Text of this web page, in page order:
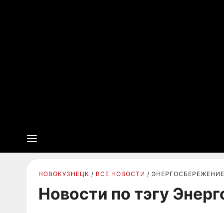
НОВОКУЗНЕЦК ВСЕ НОВОСТИ ЭНЕРГОСБЕРЕЖЕНИЕ
Новости по тэгу